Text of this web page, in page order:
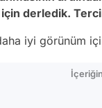
için derledik.
iyi görünüm